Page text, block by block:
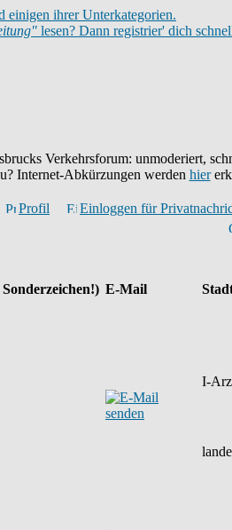
einigen ihrer Unterkategorien.
lesen? Dann registrier' dich
Verkehrsforum: unmoderiert,
Internet-Abkürzungen werden hier
Profil Einloggen für
E-Mail
I-